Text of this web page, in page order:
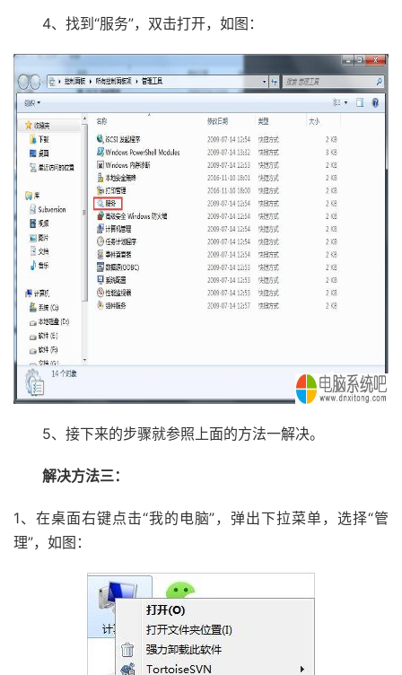
4、找到“服务”，双击打开，如图：
5、接下来的步骤就参照上面的方法一解决。
解决方法三：
1、在桌面右键点击“我的电脑”，弹出下拉菜单，选择“管
理”，如图：